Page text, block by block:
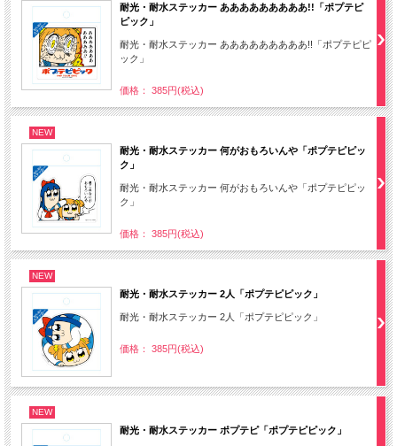
耐光・耐水ステッカー あああああああああ!!「ポプテピ
ピック」
耐光・耐水ステッカー あああああああああ!!「ポプテピピ
ック」
価格： 385円(税込)
NEW
耐光・耐水ステッカー 何がおもろいんや「ポプテピピッ
ク」
耐光・耐水ステッカー 何がおもろいんや「ポプテピピッ
ク」
価格： 385円(税込)
NEW
耐光・耐水ステッカー 2人「ポプテピピック」
耐光・耐水ステッカー 2人「ポプテピピック」
価格： 385円(税込)
NEW
耐光・耐水ステッカー ポプテピ「ポプテピピック」